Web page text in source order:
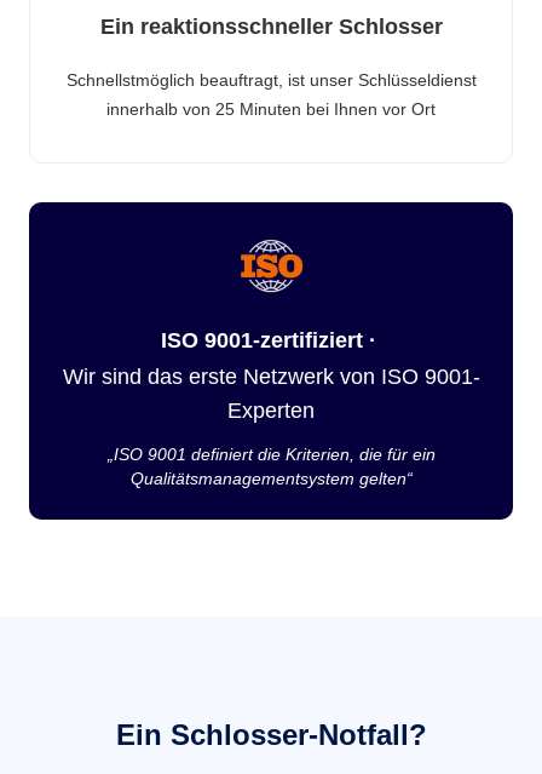
Ein reaktionsschneller Schlosser
Schnellstmöglich beauftragt, ist unser Schlüsseldienst
innerhalb von 25 Minuten bei Ihnen vor Ort
ISO 9001-zertifiziert ·
Wir sind das erste Netzwerk von ISO 9001-
Experten
„ISO 9001 definiert die Kriterien, die für ein
Qualitätsmanagementsystem gelten“
Ein Schlosser-Notfall?